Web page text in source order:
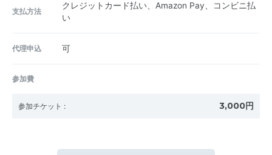
支払方法
クレジットカード払い、Amazon Pay、コンビニ払
い
代理申込 可
参加費
参加チケット : 3,000円